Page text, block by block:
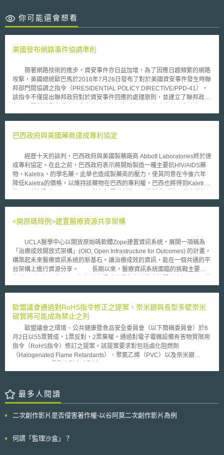
你可能還會想看
美國發布網路事件協調準則
隨著網路技術的進步，資安事件亦日益加增，為了因應日趨頻繁的網路
攻擊，美國總統歐巴馬於2016年7月26日發布了對於美國資安事件發生時聯
邦部門間協調之指令（PRESIDENTIAL POLICY DIRECTIVE/PPD-41），
該指令不僅提出聯邦政府對於資安事件回應的處理原則，並建立了聯邦政府
重大資安事件進行了定義：資安事件包含資訊系統漏洞、系統安全程序、內
外交關係、美國經濟、人民信心、民眾自由或大眾健康與安全發生明顯危害
應資安事件時之原則：（A）責任分擔；（B）基於風險的回應；（C）尊重
受影響者；（D）政府力量之聯合；（E）促進重建及恢復。 聯邦政府
機關於因應資安事件時，需同時在威脅、資產及情報支援三方面上做相關之
因應。其中司法部透過轄下聯邦調查局(Federal Bureau of Investigation,
FBI)、國家網路調查聯合行動小組(National Cyber Investigative Joint Task
Security, DHS)則透過轄下的國家網路安全與通訊整合中心(National
資產之部分，而情報支援部分，則由國家情報總監辦公室(Office of the
Intelligence Integration Center)負責相關事宜。如係政府機關本身遭受影
響，則機關應處理該資安事件對其業務運作、客戶及員工之影響。另在遭遇
重大資安事件時，為使聯邦政府能有效率因應，指令指出聯邦政府應就國家
政策、全國業務及機關間為協調。此外，指令中亦指示國土安全部及司法部
應建立當個人或組織遭遇資安事件時得以聯繫相關聯邦機關之管道。
該指令加強了現有政策的執行，並就美國機構組織上於資安事件與現行政策
巴西政府與美國藥商達成專利協定
經歷十天的談判，巴西政府與美國製藥廠商 Abbott Laboratories終於達
成專利協定。在此之前，巴西政府表示將開始製造一種主要抗HIV/AIDS藥
物，Kaletra，的學名藥。此舉也造成製藥商的壓力，使其同意在今後六年
降低Kaletra的價格，以維持該藥物在巴西的專利權，巴西也將得到Kaletra
購買Kaletra，並免費提供給國內病患。 Abbort Laboratories 同意在不提高
巴西是非洲之外取得最多價格讓步的國家。另外，若此藥物的專利權被破
家的關注，在這些國家約有 3600 萬人感染 HIV 病毒。巴西政府在最後一刻
改變心意，同意不破壞專利權的舉動，必定會激怒許多 HIV 遊說團體。這些
團體一再敦促巴西政府破壞 Kaletra 之專利權。他們認為，根據世界貿易組
織法則（ World Trade Organization rules ），破壞該藥物專利權是合法
的，並且有助於降低全世界抗逆轉濾過性病毒藥物的價格。
<開原碼條例>建置醫療資源共享架構
UCLA醫學中心以開放原始碼軟體Zope建置資訊系統，展開一項稱為
「治療成效開放式架構」(OIO, Open Infrastructure for Outcomes) 的計畫，
構築起未來醫療資訊系統的新基石。讓治療成效的資訊，能在一個共通的平
台架構上進行資源分享。 長期以來，醫療資訊系統面臨的挑戰主要來
將醫療記錄登載在紙張上的傳統方式。二、資訊系統的需求經常會改變，如
與工具。 OIO計劃透過資訊共享可加速醫療研究。開放式架構計畫的主
要目的，並不是用來要求臨床工作者與醫療研究中心分享病歷資料，而是提
供一個分享管理工具的機制，讓使用者能夠利用這些管理工具，進行資料的
收集與分析，並和特定的診療研究人員進行溝通，而透過系統安全的機制，
在過程當中並不會讓其他人得知資料內容。不過，如果有人想要進行管理工
具或資料的進一步加值利用，僅需額外投入相當小的成本。 另外， 開
放式架構計畫的設計極具彈性，除了目前所專注的治療成效資訊統計之外，
格資料。另一方面，設計上也面對來自於法律與技術層面的挑戰，例如取得
病患的同意及對系統的信任感，促使這套系統在實作時，必須能夠提供高度
的修改彈性與安全性。 由於 OIO 在設計上，包含低成本、高效益、使
歐盟議會通過對RoHS指令修正之提案，奈米銀與長型多壁奈米
碳管將可能成為禁止之列
歐盟議會之環境、公共健康暨食品安全委員會（以下簡稱委員會）於6
月2日以55票贊成，1票反對，2票棄權，通過對電子電機設備有害物質限用
指令（RoHS指令）修訂之提案。該提案要求對包括鹵化阻燃劑
（Halogenated Flame Retardants）、聚氯乙烯（PVC）以及奈米銀
MWCNT)等目前未列於有害物質禁用清單之化學物質，評估是否列入清單。
設備產品，影響層面廣泛，值得注意的是，該修訂提案中就其適用對象改採
「開放性適用」（open scope），亦即除有特別明文排除者外，所有電子
特定大規模設備與工業工具以及用於生產軍事目的之物質和車輛之電子電機
提案將其增列於附件IV當中，將產生對內含上述二種物質且達可探測程度
最多人閱讀
二次創作影片是否侵害著作權-以谷阿莫二次創作影片為例
何謂「監理沙盒」？